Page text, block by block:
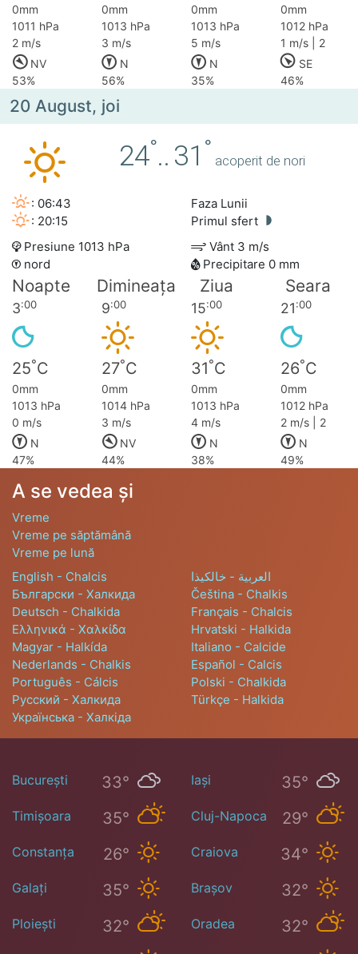
0mm 0mm 0mm
0mm
1011 hPa
1013 hPa 1013 hPa
1012 hPa
2 m/s
3 m/s 5 m/s
1 m/s | 2
NV
N N
SE
53%
56% 35% 46%
20 August, joi
24°.. 31 °
acoperit de nori
: 06:43
: 20:15
Faza Lunii
Primul sfert
Presiune 1013 hPa
Vânt 3 m/s
nord
Precipitare 0 mm
Noapte Dimineața Ziua Seara
3:00 9:00 15:00 21:00
25°C 27°C 31°C 26°C
0mm 0mm 0mm
0mm
1013 hPa
1014 hPa 1013 hPa
1012 hPa
0 m/s
3 m/s 4 m/s
2 m/s | 2
N
NV N
N
47%
44% 38% 49%
A se vedea și
Vreme
Vreme pe săptămână
Vreme pe lună
English - Chalcis
العربية - خالكيذا
Български - Халкида
Čeština - Chalkis
Deutsch - Chalkida
Français - Chalcis
Ελληνικά - Χαλκίδα
Hrvatski - Halkida
Magyar - Halkída
Italiano - Calcide
Nederlands - Chalkis
Español - Calcis
Português - Cálcis
Polski - Chalkida
Русский - Халкида
Türkçe - Halkida
Українська - Халкіда
București 33° Iași 35°
Timișoara 35° Cluj-Napoca 29°
Constanța 26° Craiova 34°
Galați 35° Brașov 32°
Ploiești 32° Oradea 32°